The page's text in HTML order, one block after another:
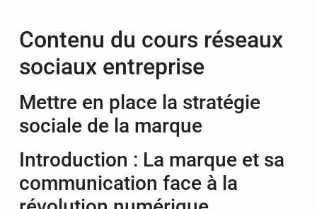
Contenu du cours réseaux
sociaux entreprise
Mettre en place la stratégie
sociale de la marque
Introduction : La marque et sa
communication face à la